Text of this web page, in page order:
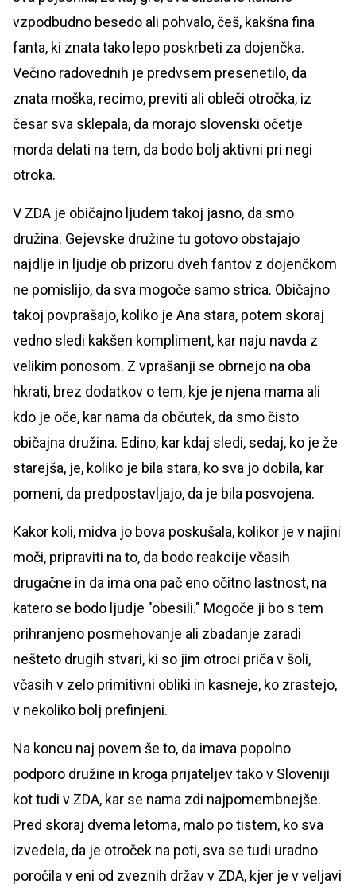
vzpodbudno besedo ali pohvalo, češ, kakšna fina
fanta, ki znata tako lepo poskrbeti za dojenčka.
Večino radovednih je predvsem presenetilo, da
znata moška, recimo, previti ali obleči otročka, iz
česar sva sklepala, da morajo slovenski očetje
morda delati na tem, da bodo bolj aktivni pri negi
otroka.
V ZDA je običajno ljudem takoj jasno, da smo
družina. Gejevske družine tu gotovo obstajajo
najdlje in ljudje ob prizoru dveh fantov z dojenčkom
ne pomislijo, da sva mogoče samo strica. Običajno
takoj povprašajo, koliko je Ana stara, potem skoraj
vedno sledi kakšen kompliment, kar naju navda z
velikim ponosom. Z vprašanji se obrnejo na oba
hkrati, brez dodatkov o tem, kje je njena mama ali
kdo je oče, kar nama da občutek, da smo čisto
običajna družina. Edino, kar kdaj sledi, sedaj, ko je že
starejša, je, koliko je bila stara, ko sva jo dobila, kar
pomeni, da predpostavljajo, da je bila posvojena.
Kakor koli, midva jo bova poskušala, kolikor je v najini
moči, pripraviti na to, da bodo reakcije včasih
drugačne in da ima ona pač eno očitno lastnost, na
katero se bodo ljudje "obesili." Mogoče ji bo s tem
prihranjeno posmehovanje ali zbadanje zaradi
nešteto drugih stvari, ki so jim otroci priča v šoli,
včasih v zelo primitivni obliki in kasneje, ko zrastejo,
v nekoliko bolj prefinjeni.
Na koncu naj povem še to, da imava popolno
podporo družine in kroga prijateljev tako v Sloveniji
kot tudi v ZDA, kar se nama zdi najpomembnejše.
Pred skoraj dvema letoma, malo po tistem, ko sva
izvedela, da je otroček na poti, sva se tudi uradno
poročila v eni od zveznih držav v ZDA, kjer je v veljavi